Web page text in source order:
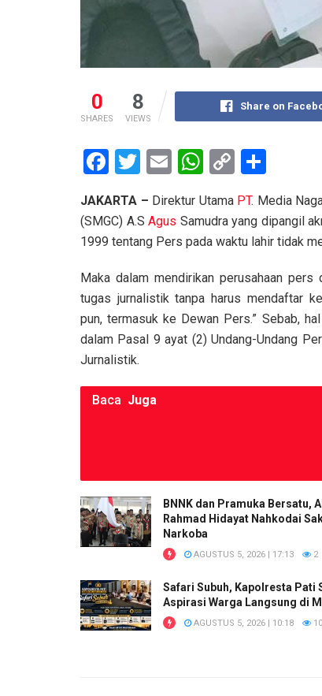
0
SHARES
8
VIEWS
Share on
F
ce
b
o
k
T
tt
er
E
ail
W
at
s
p
p
C
py
Li
k
ar
e
JAKARTA – Direktur Utama PT. Media
(SMGC) A.S Agus Samudra yang dipangil
1999 tentang Pers pada waktu lahir tidak
Maka dalam mendirikan perusahaan pers
tugas jurnalistik tanpa harus mendaftar
pun, termasuk ke Dewan Pers.” Sebab,
dalam Pasal 9 ayat (2) Undang-Undang
Jurnalistik.
Baca Juga
BNNK dan Pramuka Bersatu,
Rahmad Hidayat Nahkodai
Narkoba
AGUSTUS 5, 2026 | 17:13 2
Safari Subuh, Kapolresta Pati
Aspirasi Warga Langsung di
AGUSTUS 5, 2026 | 10:18 10